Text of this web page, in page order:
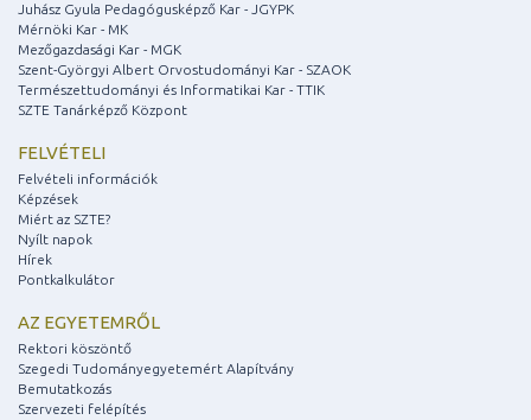
Juhász Gyula Pedagógusképző Kar - JGYPK
Mérnöki Kar - MK
Mezőgazdasági Kar - MGK
Szent-Györgyi Albert Orvostudományi Kar - SZAOK
Természettudományi és Informatikai Kar - TTIK
SZTE Tanárképző Központ
FELVÉTELI
Felvételi információk
Képzések
Miért az SZTE?
Nyílt napok
Hírek
Pontkalkulátor
AZ EGYETEMRŐL
Rektori köszöntő
Szegedi Tudományegyetemért Alapítvány
Bemutatkozás
Szervezeti felépítés